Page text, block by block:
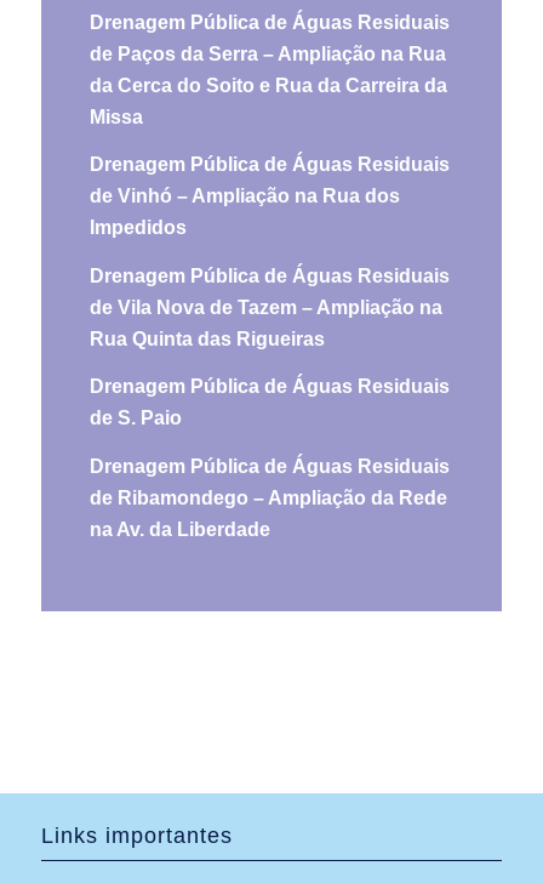
Drenagem Pública de Águas Residuais
de Paços da Serra – Ampliação na Rua
da Cerca do Soito e Rua da Carreira da
Missa
Drenagem Pública de Águas Residuais
de Vinhó – Ampliação na Rua dos
Impedidos
Drenagem Pública de Águas Residuais
de Vila Nova de Tazem – Ampliação na
Rua Quinta das Rigueiras
Drenagem Pública de Águas Residuais
de S. Paio
Drenagem Pública de Águas Residuais
de Ribamondego – Ampliação da Rede
na Av. da Liberdade
Links importantes